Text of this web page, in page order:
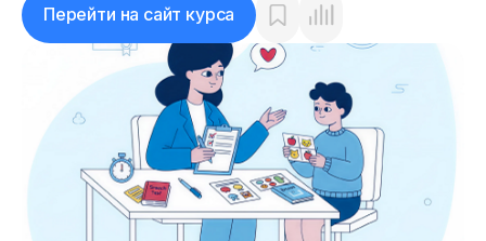
Перейти на сайт курса